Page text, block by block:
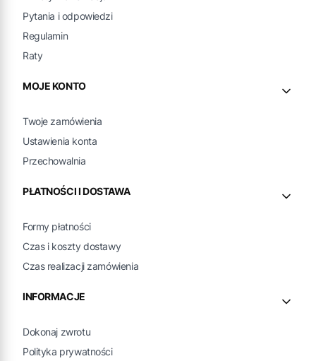
Pytania i odpowiedzi
Regulamin
Raty
MOJE KONTO
Twoje zamówienia
Ustawienia konta
Przechowalnia
PŁATNOŚCI I DOSTAWA
Formy płatności
Czas i koszty dostawy
Czas realizacji zamówienia
INFORMACJE
Dokonaj zwrotu
Polityka prywatności